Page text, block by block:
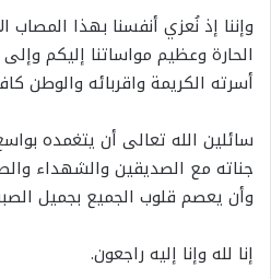
وإننا إذ نُعزي أنفسنا بهذا المصاب
الحارة وعظيم مواساتنا إليكم
أسرته الكريمة واقربائه والوطن
سائلين الله تعالى أن يتغمده
جناته مع الصديقين والشهداء
وأن يعصم قلوب الجميع بجميل
إنا لله وإنا إليه راجعون.